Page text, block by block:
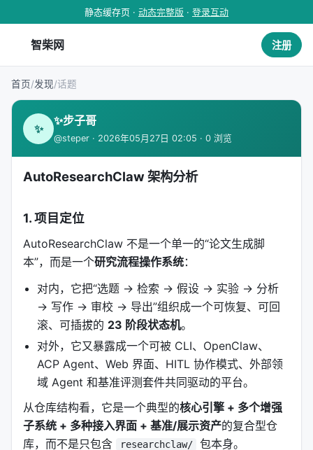
静态缓存页 · 动态完整版 · 登录互动
智柴网 注册
首页/发现/话题
✨
✨步子哥
@steper · 2026年05月27日 02:05 · 0 浏览
AutoResearchClaw 架构分析
1. 项目定位
AutoResearchClaw 不是一个单一的“论文生成脚
本”，而是一个研究流程操作系统：
对内，它把“选题 → 检索 → 假设 → 实验 → 分析
→ 写作 → 审校 → 导出”组织成一个可恢复、可回
滚、可插拔的 23 阶段状态机。
对外，它又暴露成一个可被 CLI、OpenClaw、
ACP Agent、Web 界面、HITL 协作模式、外部领
域 Agent 和基准评测套件共同驱动的平台。
从仓库结构看，它是一个典型的核心引擎 + 多个增强
子系统 + 多种接入界面 + 基准/展示资产的复合型仓
库，而不是只包含
researchclaw/
包本身。